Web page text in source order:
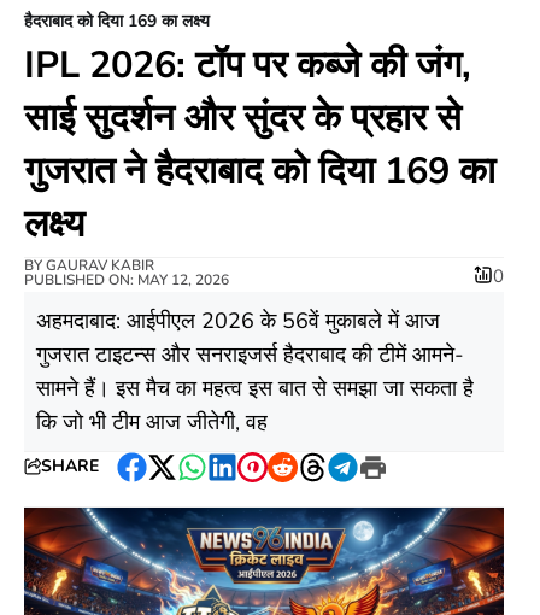
हैदराबाद को दिया 169 का लक्ष्य​
IPL 2026: टॉप पर कब्जे की जंग,
साई सुदर्शन और सुंदर के प्रहार से
गुजरात ने हैदराबाद को दिया 169 का
लक्ष्य​
BYGAURAV KABIR
PUBLISHED ON: MAY 12, 2026 0
अहमदाबाद: आईपीएल 2026 के 56वें मुकाबले में आज
गुजरात टाइटन्स और सनराइजर्स हैदराबाद की टीमें आमने-
सामने हैं। इस मैच का महत्व इस बात से समझा जा सकता है
कि जो भी टीम आज जीतेगी, वह
SHARE
Facebook
Twitter
WhatsApp
LinkedIn
Pinterest
RedditThreads
Telegram
Print